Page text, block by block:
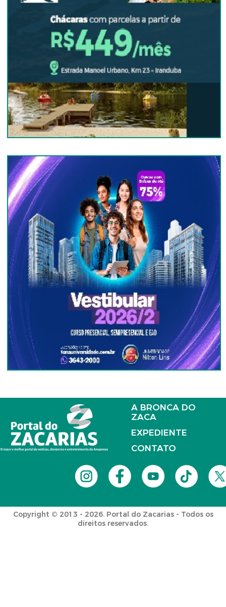
A BRONCA DO
ZACA
EXPEDIENTE
CONTATO
Copyright © 2013 - 2026. Portal do Zacarias - Todos os
direitos reservados.